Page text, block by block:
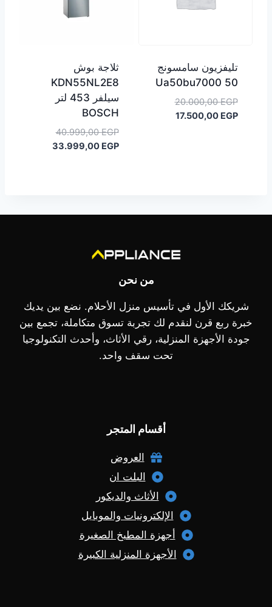
تليفزيون سامسونج
50 Ua50bu7000
20.000,00EGP
السعر
17.500,00 EGP
السعر
ثلاجة بوش
KDN55NL2E8
سيلفر 453 لتر
BOSCH
40.999,00EGP
السعر
الأصلي33.999,00 EGP
السعر
من نحن
شريكك الأول في تأسيس منزل الأحلام. نضع بين يديك
خبرة ربع قرن لنقدم لك تجربة تسوق متكاملة، تجمع بين
جودة الأجهزة المنزلية، رقي الأثاث، وأحدث التكنولوجيا
تحت سقف واحد.
أقسام المتجر
العروض
البلت ان
الأثاث والديكور
الإلكترونيات والموبايل
أجهزة المطبخ الصغيرة
الأجهزة المنزلية الكبيرة